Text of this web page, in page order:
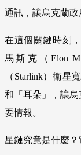
通訊，讓烏克蘭政
在這個關鍵時刻
馬斯克（Elon
（Starlink）衛星
和「耳朵」，讓
要情報。
星鏈究竟是什麼